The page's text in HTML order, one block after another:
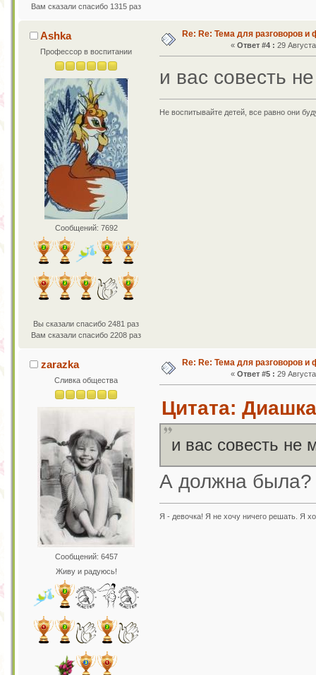
Вам сказали спасибо 1315 раз
Ashka
Профессор в воспитании
Сообщений: 7692
Вы сказали спасибо 2481 раз
Вам сказали спасибо 2208 раз
Re: Re: Тема для разговоров и
« Ответ #4 : 29
и вас совесть
Не воспитывайте детей, все равно они
zarazka
Сливка общества
Сообщений: 6457
Живу и радуюсь!
Re: Re: Тема для разговоров и
« Ответ #5 : 29
Цитата:
и вас совесть не
А должна
Я - девочка! Я не хочу ничего решать. Я